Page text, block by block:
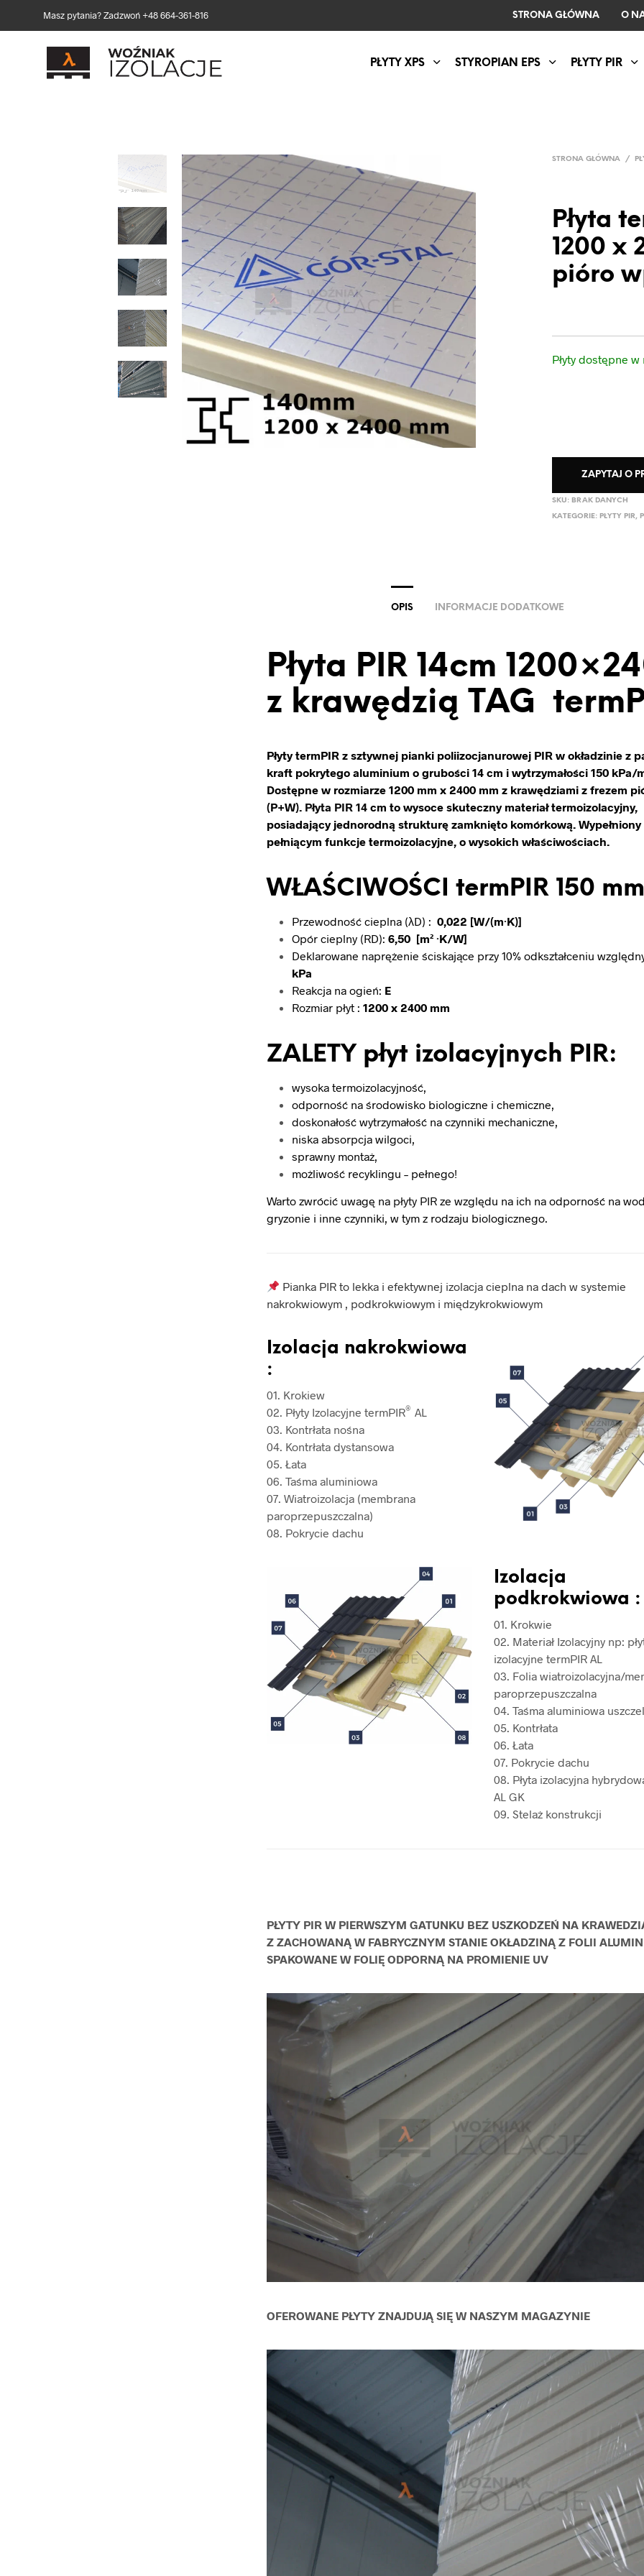
Masz pytania? Zadzwoń +48 664-361-816 STRONA GŁÓWNA O
PŁYTY XPS STYROPIAN EPS PŁYTY PIR
STRONA GŁÓWNA /
Płyta
1200 x
pióro
Płyty dostępne
ZAPYTAJ O
SKU: BRAK DANYCH
KATEGORIE: PŁYTY PIR,
OPIS INFORMACJE DODATKOWE
Płyta PIR 14cm
z krawędzią TAG
Płyty termPIR z sztywnej pianki poliizocjanurowej PIR w okładzinie z
kraft pokrytego aluminium o grubości 14 cm i wytrzymałości 150 kPa/
Dostępne w rozmiarze 1200 mm x 2400 mm z krawędziami z frezem
(P+W). Płyta PIR 14 cm to wysoce skuteczny materiał termoizolacyjny,
posiadający jednorodną strukturę zamknięto komórkową.
pełniącym funkcje termoizolacyjne, o wysokich właściwościach.
WŁAŚCIWOŚCI termPIR 150
Przewodność cieplna (λD) : 0,022​ [W/(m·K)]
Opór cieplny (RD): 6,50 [m² ·K/W]
Deklarowane naprężenie ściskające przy 10% odkształceniu
kPa
Reakcja na ogień: E
Rozmiar płyt : 1200 x 2400 mm
ZALETY płyt izolacyjnych PIR:
wysoka termoizolacyjność,
odporność na środowisko biologiczne i chemiczne,
doskonałość wytrzymałość na czynniki mechaniczne,
niska absorpcja wilgoci,
sprawny montaż,
możliwość recyklingu – pełnego!
Warto zwrócić uwagę na płyty PIR ze względu na ich na odporność na
gryzonie i inne czynniki, w tym z rodzaju biologicznego.
Pianka PIR to lekka i efektywnej izolacja cieplna na dach w systemie
nakrokwiowym , podkrokwiowym i międzykrokwiowym
Izolacja nakrokwiowa
:
01. Krokiew
02. Płyty Izolacyjne termPIR® AL
03. Kontrłata nośna
04. Kontrłata dystansowa
05. Łata
06. Taśma aluminiowa
07. Wiatroizolacja (membrana
paroprzepuszczalna)
08. Pokrycie dachu
Izolacja
podkrokwiowa :
01. Krokwie
02. Materiał Izolacyjny np:
izolacyjne termPIR AL
03. Folia wiatroizolacyjna/
paroprzepuszczalna
04. Taśma aluminiowa
05. Kontrłata
06. Łata
07. Pokrycie dachu
08. Płyta izolacyjna
AL GK
09. Stelaż konstrukcji
PŁYTY PIR W PIERWSZYM GATUNKU BEZ USZKODZEŃ NA
Z ZACHOWANĄ W FABRYCZNYM STANIE OKŁADZINĄ Z FOLII
SPAKOWANE W FOLIĘ ODPORNĄ NA PROMIENIE UV
OFEROWANE PŁYTY ZNAJDUJĄ SIĘ W NASZYM MAGAZYNIE